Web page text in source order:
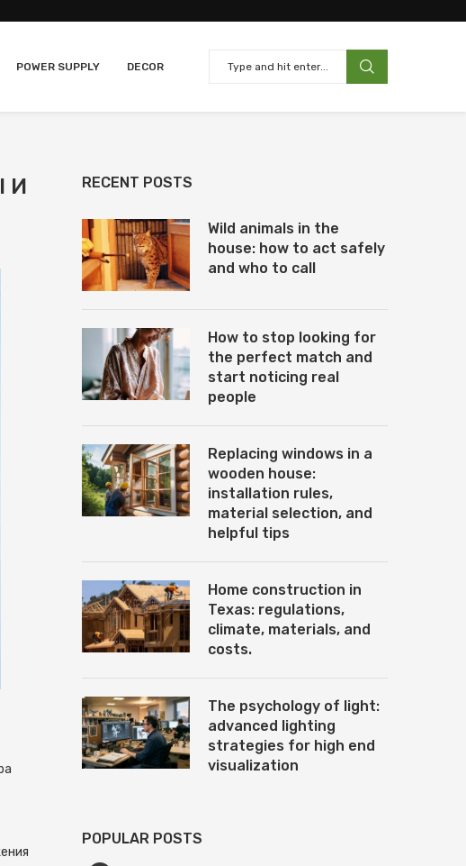
POWER SUPPLY DECOR
И
RECENT POSTS
Wild animals in the
house: how to act safely
and who to call
How to stop looking for
the perfect match and
start noticing real
people
Replacing windows in a
wooden house:
installation rules,
material selection, and
helpful tips
Home construction in
Texas: regulations,
climate, materials, and
costs.
The psychology of light:
advanced lighting
strategies for high end
visualization
POPULAR POSTS